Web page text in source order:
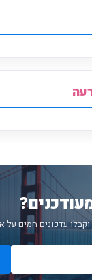
עדכונים חמים על